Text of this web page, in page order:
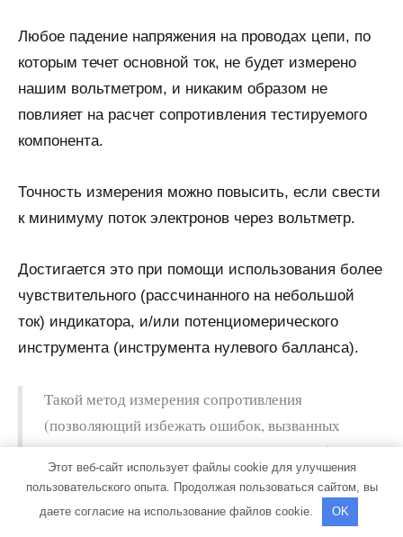
Любое падение напряжения на проводах цепи, по
которым течет основной ток, не будет измерено
нашим вольтметром, и никаким образом не
повлияет на расчет сопротивления тестируемого
компонента.
Точность измерения можно повысить, если свести
к минимуму поток электронов через вольтметр.
Достигается это при помощи использования более
чувствительного (рассчинанного на небольшой
ток) индикатора, и/или потенциомерического
инструмента (инструмента нулевого балланса).
Такой метод измерения сопротивления
(позволяющий избежать ошибок, вызванных
дополнительным сопротивлением провода)
называется методом Кельвина. Специальные
соединительные зажимы, облегчающие
Этот веб-сайт использует файлы cookie для улучшения
пользовательского опыта. Продолжая пользоваться сайтом, вы
даете согласие на использование файлов cookie.
OK